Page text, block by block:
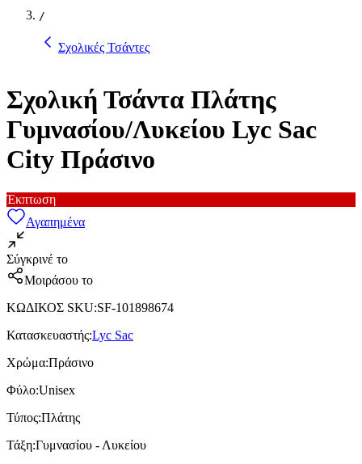
/
Σχολικές Τσάντες
Σχολική Τσάντα Πλάτης
Γυμνασίου/Λυκείου Lyc Sac
City Πράσινο
Έκπτωση
Αγαπημένα
Σύγκρινέ το
Μοιράσου το
ΚΩΔΙΚΟΣ SKU:SF-101898674
Κατασκευαστής:Lyc Sac
Χρώμα:Πράσινο
Φύλο:Unisex
Τύπος:Πλάτης
Τάξη:Γυμνασίου - Λυκείου